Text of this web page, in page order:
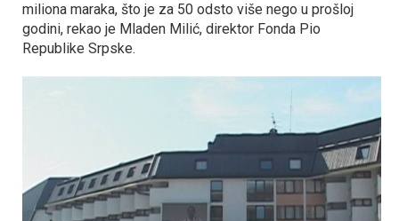
miliona maraka, što je za 50 odsto više nego u prošloj
godini, rekao je Mladen Milić, direktor Fonda Pio
Republike Srpske.